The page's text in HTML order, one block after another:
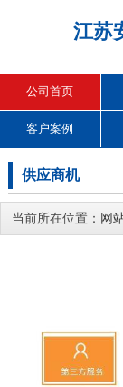
江苏
公司首页
客户案例
供应商机
当前所在位置： 网